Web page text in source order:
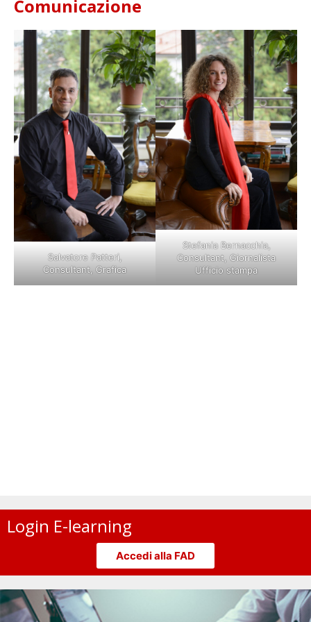
Comunicazione
Salvatore Patteri,
Consultant, Grafica
Stefania Bernacchia,
Consultant, Giornalista
Ufficio stampa
Login E-learning
Accedi alla FAD